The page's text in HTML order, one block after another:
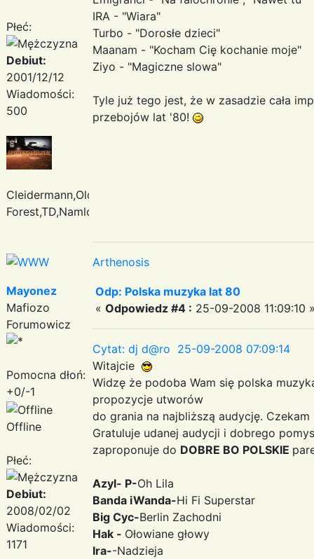
Płeć:
Debiut:
2001/12/12
Wiadomości:
500
Cleidermann,Oldfield,Enigma,Deep
Forest,TD,Namlook
IRA - "Wiara"
Turbo - "Dorosłe dzieci"
Maanam - "Kocham Cię kochanie moje"
Ziyo - "Magiczne slowa"
Tyle już tego jest, że w zasadzie cała
przebojów lat '80!
Arthenosis
Mayonez
Mafiozo
Forumowicz
Pomocna dłoń:
+0/-1
Offline
Płeć:
Debiut:
2008/02/02
Wiadomości:
1171
Odp: Polska muzyka lat 80
« Odpowiedz #4 : 25-09-2008 11:09:10
Cytat: dj d@ro 25-09-2008 07:09:14
Witajcie
Widzę że podoba Wam się polska
propozycje utworów
do grania na najbliższą audycję.
Gratuluje udanej audycji i dobrego
zaproponuje do DOBRE BO POLSKIE
Azyl- P-Oh Lila
Banda iWanda-Hi Fi Superstar
Big Cyc-Berlin Zachodni
Hak - Ołowiane głowy
Ira--Nadzieja